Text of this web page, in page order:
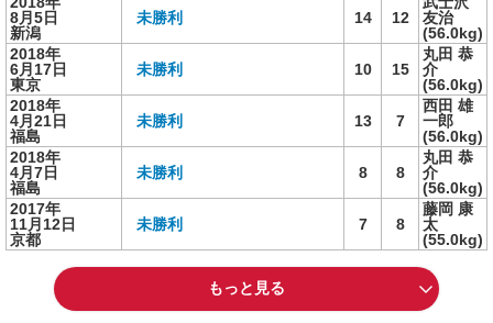
8月5日
新潟
未勝利 14 12
友治
(56.0kg)
2018年
6月17日
東京
未勝利 10 15
丸田 恭
介
(56.0kg)
2018年
4月21日
福島
未勝利 13 7
西田 雄
一郎
(56.0kg)
2018年
4月7日
福島
未勝利 8 8
丸田 恭
介
(56.0kg)
2017年
11月12日
京都
未勝利 7 8
藤岡 康
太
(55.0kg)
もっと見る